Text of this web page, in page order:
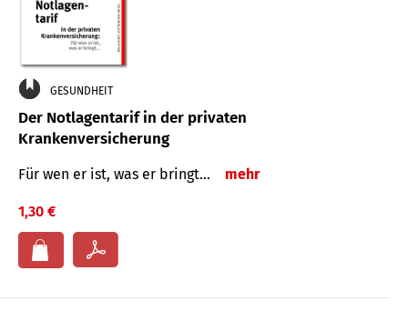
GESUNDHEIT
Der Notlagentarif in der privaten
Krankenversicherung
Für wen er ist, was er bringt… mehr
1,30 €